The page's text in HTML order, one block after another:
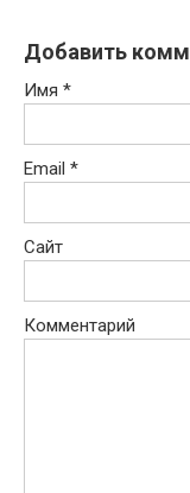
Добавить
Имя *
Email *
Сайт
Комментарий